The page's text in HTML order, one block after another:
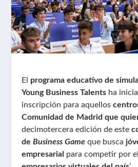
El programa educativo de
Young Business Talents ha
inscripción para aquellos
Comunidad de Madrid que
decimotercera edición de este
deBusiness Game que busca
empresarial para competir por